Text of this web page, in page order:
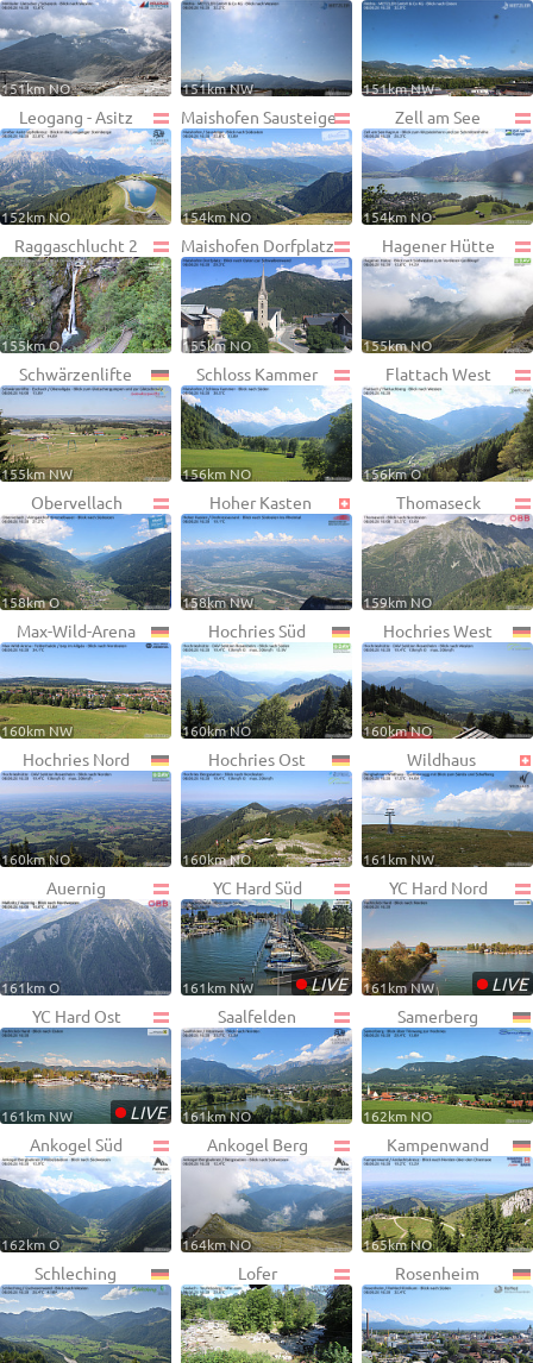
151km NO 151km NW 151km NW
Leogang - Asitz
152km NO
Maishofen Sausteige
154km NO
Zell am See
154km NO
Raggaschlucht 2
155km O
Maishofen Dorfplatz
155km NO
Hagener Hütte
155km NO
Schwärzenlifte
155km NW
Schloss Kammer
156km NO
Flattach West
156km O
Obervellach
158km O
Hoher Kasten
158km NW
Thomaseck
159km NO
Max-Wild-Arena
160km NW
Hochries Süd
160km NO
Hochries West
160km NO
Hochries Nord
160km NO
Hochries Ost
160km NO
Wildhaus
161km NW
Auernig
161km O
YC Hard Süd
•LIVE
161km NW
YC Hard Nord
•LIVE
161km NW
YC Hard Ost
•LIVE
161km NW
Saalfelden
161km NO
Samerberg
162km NO
Ankogel Süd
162km O
Ankogel Berg
164km NO
Kampenwand
165km NO
Schleching Lofer Rosenheim